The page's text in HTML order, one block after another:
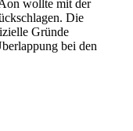
wollte mit der
Die
Gründe
bei den